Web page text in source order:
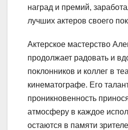
наград и премий,
лучших актеров своего
Актерское мастерство
продолжает радовать и
поклонников и коллег в
кинематографе. Его
проникновенность
атмосферу в каждое
остаются в памяти